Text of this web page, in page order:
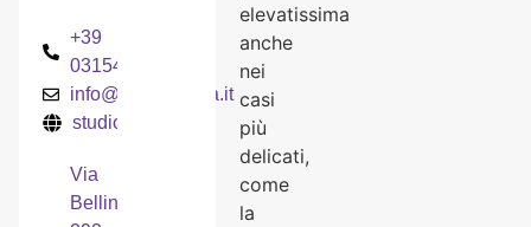
+39
031542547
info@studiorenda.it
studiorenda.it
Via
Bellinzona
elevatissima
anche
nei
casi
più
delicati,
come
la